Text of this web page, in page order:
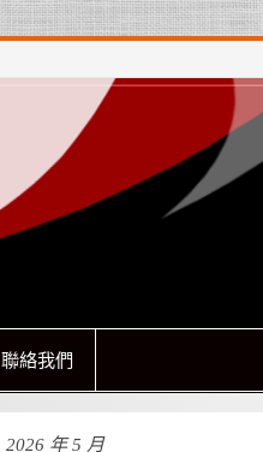
聯絡我們
2026 年 5 月